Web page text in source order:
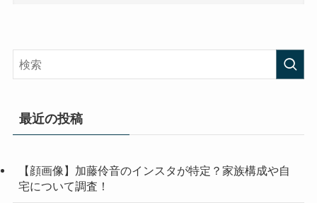
最近の投稿
【顔画像】加藤伶音のインスタが特定？家族構成や自
宅について調査！